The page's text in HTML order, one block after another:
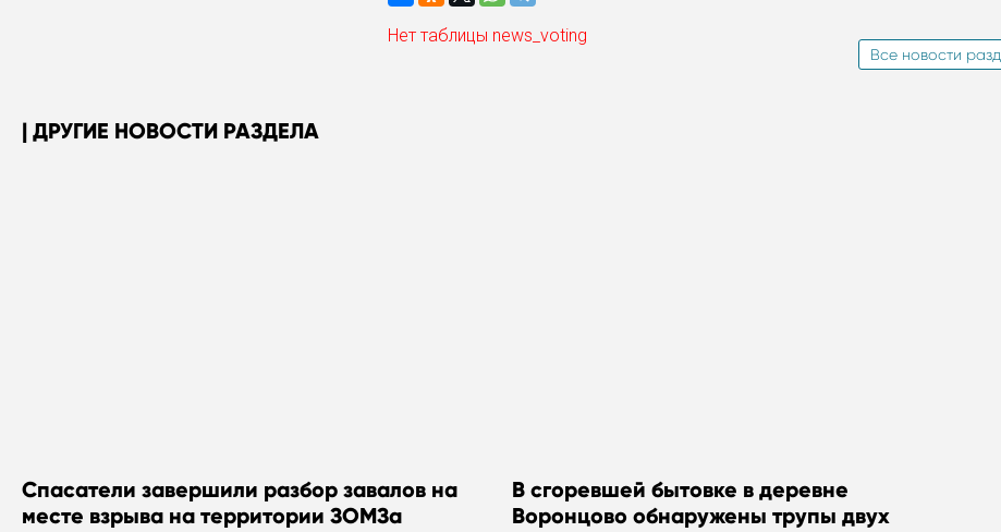
Нет таблицы news_voting
Все новости
ДРУГИЕ НОВОСТИ РАЗДЕЛА
Спасатели завершили разбор завалов на
месте взрыва на территории ЗОМЗа
В сгоревшей бытовке в деревне
Воронцово обнаружены трупы двух